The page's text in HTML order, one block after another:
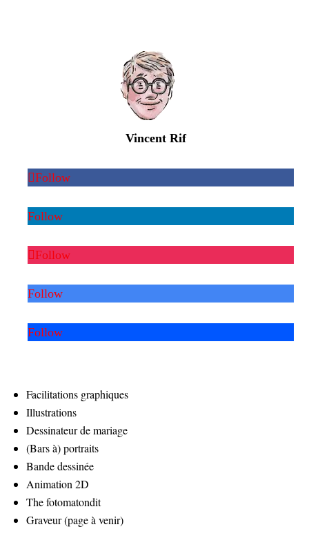
Vincent Rif
Follow
Follow
Follow
Follow
Follow
Facilitations graphiques
Illustrations
Dessinateur de mariage
(Bars à) portraits
Bande dessinée
Animation 2D
The fotomatondit
Graveur (page à venir)